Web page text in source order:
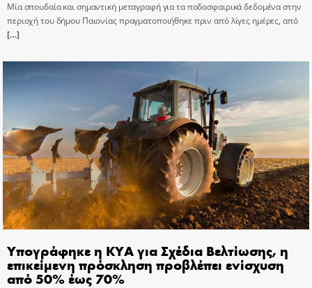
Μία σπουδαία και σημαντική μεταγραφή για τα ποδοσφαιρικά δεδομένα στην
περιοχή του δήμου Παιονίας πραγματοποιήθηκε πριν από λίγες ημέρες, από
[…]
Υπογράφηκε η ΚΥΑ για Σχέδια Βελτίωσης, η
επικείμενη πρόσκληση προβλέπει ενίσχυση
από 50% έως 70%